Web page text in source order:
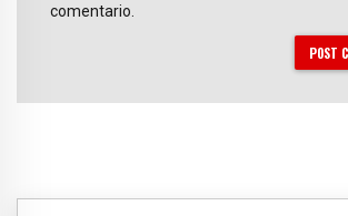
comentario.
POST